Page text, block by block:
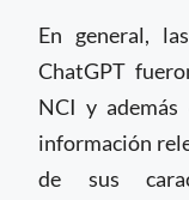
En general,
ChatGPT
NCI y
información
de sus